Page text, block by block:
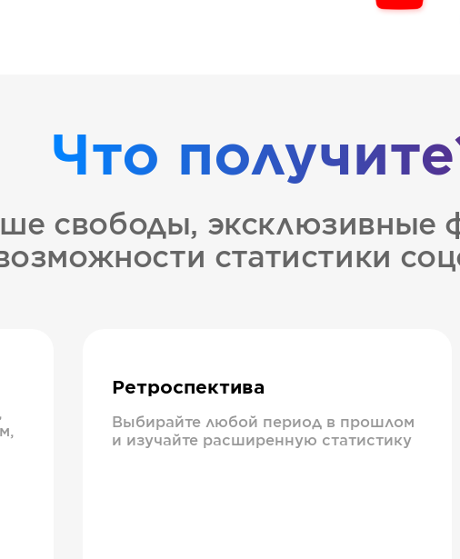
Что
свободы, эксклюзивные
статистики
Ретроспектива
Выбирайте любой период в прошлом
и изучайте расширенную статистику